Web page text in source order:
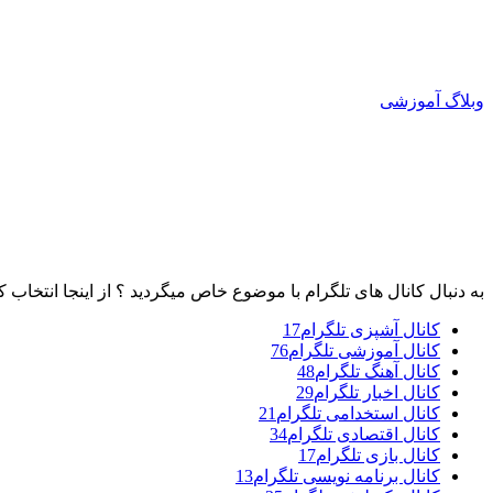
وبلاگ آموزشی
به دنبال کانال های تلگرام با موضوع خاص میگردید ؟ از اینجا انتخاب
کانال آشپزی تلگرام17
کانال آموزشی تلگرام76
کانال آهنگ تلگرام48
کانال اخبار تلگرام29
کانال استخدامی تلگرام 21
کانال اقتصادی تلگرام34
کانال بازی تلگرام17
کانال برنامه نویسی تلگرام13